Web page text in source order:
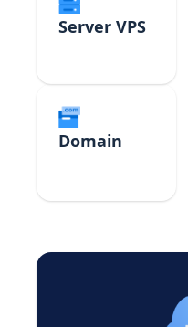
Server VPS
Domain